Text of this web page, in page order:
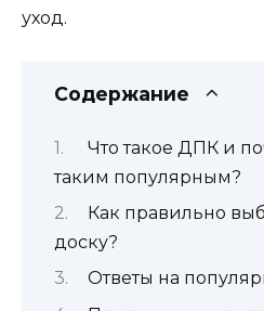
уход.
Содержание
Что такое ДПК и
таким популярным?
Как правильно
доску?
Ответы на